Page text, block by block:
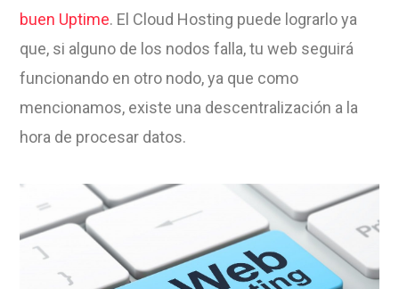
buen Uptime. El Cloud Hosting puede lograrlo ya
que, si alguno de los nodos falla, tu web seguirá
funcionando en otro nodo, ya que como
mencionamos, existe una descentralización a la
hora de procesar datos.